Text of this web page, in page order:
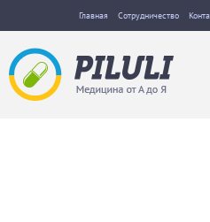
Главная Сотрудничество